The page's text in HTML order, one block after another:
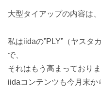
大型タイアップの内容は
私はiidaの”PLY”（ヤスタ
で、
それはもう高まっており
iidaコンテンツも今月末か